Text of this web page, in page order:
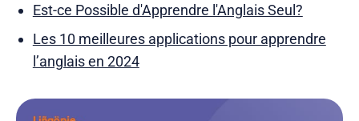
Est-ce Possible d'Apprendre l'Anglais Seul?
Les 10 meilleures applications pour apprendre
l’anglais en 2024